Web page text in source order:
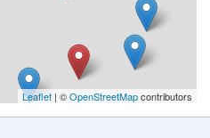
Leaflet | ©OpenStreetMapcontributors